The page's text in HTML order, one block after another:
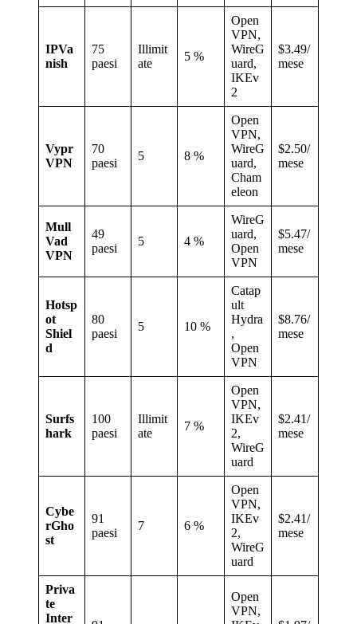
IPVa
nish
75
paesi
Illimit
ate
5 %
Open
VPN,
WireG
uard,
IKEv
2
$3.49/
mese
Vypr
VPN
70
paesi
5 8 %
Open
VPN,
WireG
uard,
Cham
eleon
$2.50/
mese
Mull
Vad
VPN
49
paesi
5 4 %
WireG
uard,
Open
VPN
$5.47/
mese
Hotsp
ot
Shiel
d
80
paesi
5 10 %
Catap
ult
Hydra
,
Open
VPN
$8.76/
mese
Surfs
hark
100
paesi
Illimit
ate
7 %
Open
VPN,
IKEv
2,
WireG
uard
$2.41/
mese
Cybe
rGho
st
91
paesi
7 6 %
Open
VPN,
IKEv
2,
WireG
uard
$2.41/
mese
Priva
te
Inter
Open
VPN,